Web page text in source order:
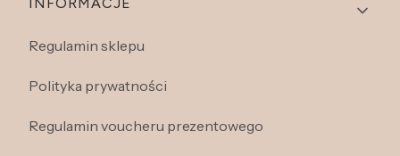
INFORMACJE
Regulamin sklepu
Polityka prywatności
Regulamin voucheru prezentowego